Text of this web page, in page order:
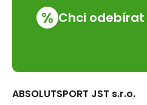
% Chci
ABSOLUTSPORT JST s.r.o.